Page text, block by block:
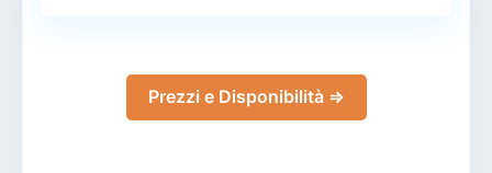
Prezzi e Disponibilità ⇒